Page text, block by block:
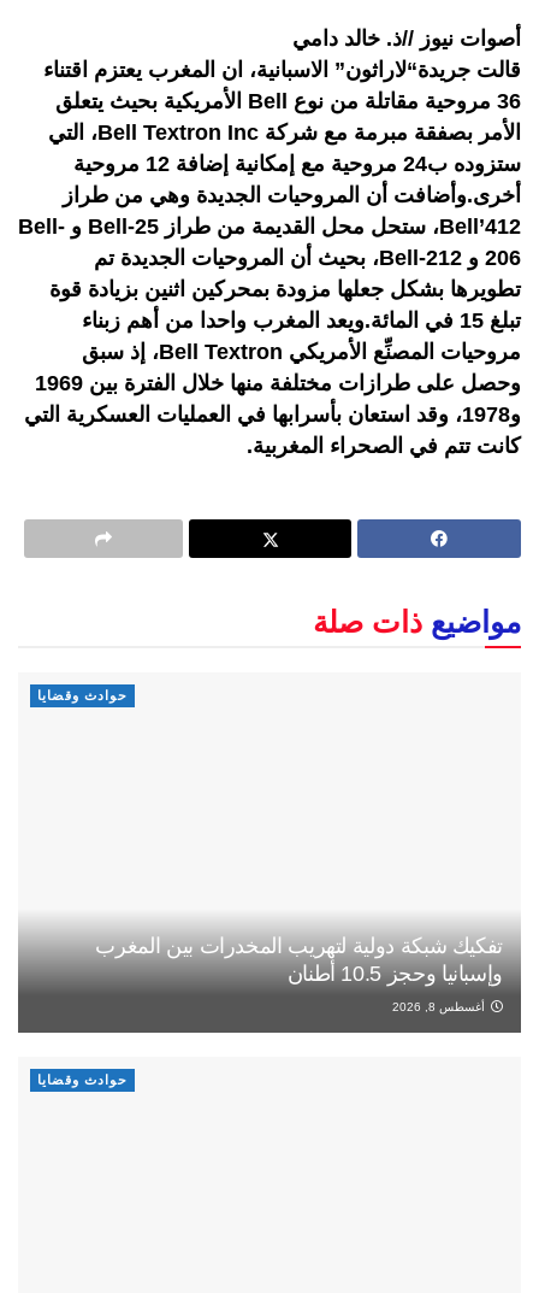
أصوات نيوز //ذ. خالد دامي
قالت جريدة“لاراثون” الاسبانية، ان المغرب يعتزم اقتناء
36 مروحية مقاتلة من نوع Bell الأمريكية بحيث يتعلق
الأمر بصفقة مبرمة مع شركة Bell Textron Inc، التي
ستزوده ب24 مروحية مع إمكانية إضافة 12 مروحية
أخرى.وأضافت أن المروحيات الجديدة وهي من طراز
Bell’412، ستحل محل القديمة من طراز Bell-25 و Bell-
206 و Bell-212، بحيث أن المروحيات الجديدة تم
تطويرها بشكل جعلها مزودة بمحركين اثنين بزيادة قوة
تبلغ 15 في المائة.ويعد المغرب واحدا من أهم زبناء
مروحيات المصنِّع الأمريكي Bell Textron، إذ سبق
وحصل على طرازات مختلفة منها خلال الفترة بين 1969
و1978، وقد استعان بأسرابها في العمليات العسكرية التي
كانت تتم في الصحراء المغربية.
مواضيع ذات صلة
حوادث وقضايا
تفكيك شبكة دولية لتهريب المخدرات بين المغرب
وإسبانيا وحجز 10.5 أطنان
أغسطس 8, 2026
حوادث وقضايا